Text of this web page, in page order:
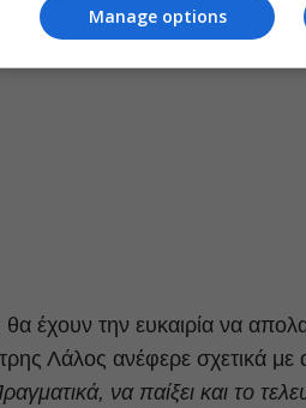
έχουν την ευκαιρία να
Λάλος ανέφερε σχετικά με
να παίξει και το
Manage options